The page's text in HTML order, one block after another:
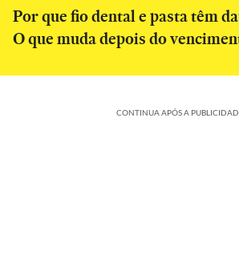
Por que fio dental e pasta têm
O que muda depois do
CONTINUA APÓS A